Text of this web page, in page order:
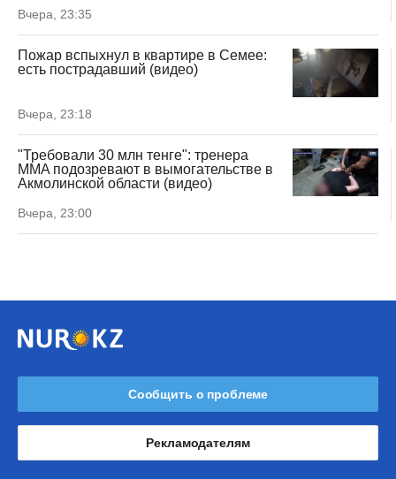
Вчера, 23:35
Пожар вспыхнул в квартире в Семее:
есть пострадавший (видео)
Вчера, 23:18
"Требовали 30 млн тенге": тренера
MMA подозревают в вымогательстве в
Акмолинской области (видео)
Вчера, 23:00
Сообщить о проблеме
Рекламодателям